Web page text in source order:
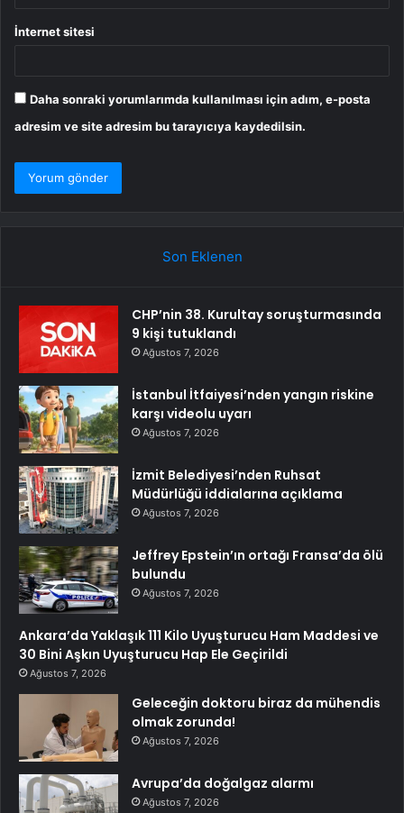
İnternet sitesi
Daha sonraki yorumlarımda kullanılması için adım, e-posta
adresim ve site adresim bu tarayıcıya kaydedilsin.
Son Eklenen
CHP’nin 38. Kurultay soruşturmasında
9 kişi tutuklandı
Ağustos 7, 2026
İstanbul İtfaiyesi’nden yangın riskine
karşı videolu uyarı
Ağustos 7, 2026
İzmit Belediyesi’nden Ruhsat
Müdürlüğü iddialarına açıklama
Ağustos 7, 2026
Jeffrey Epstein’ın ortağı Fransa’da ölü
bulundu
Ağustos 7, 2026
Ankara’da Yaklaşık 111 Kilo Uyuşturucu Ham Maddesi ve
30 Bini Aşkın Uyuşturucu Hap Ele Geçirildi
Ağustos 7, 2026
Geleceğin doktoru biraz da mühendis
olmak zorunda!
Ağustos 7, 2026
Avrupa’da doğalgaz alarmı
Ağustos 7, 2026